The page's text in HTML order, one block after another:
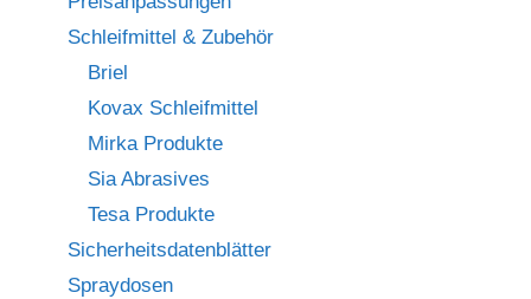
Schleifmittel & Zubehör
Briel
Kovax Schleifmittel
Mirka Produkte
Sia Abrasives
Tesa Produkte
Sicherheitsdatenblätter
Spraydosen